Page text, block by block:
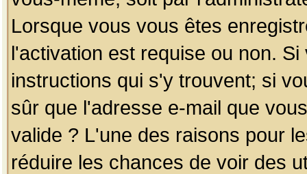
Lorsque vous vous êtes
l'activation est requise ou non.
instructions qui s'y trouvent; si
sûr que l'adresse e-mail que
valide ? L'une des raisons pour
réduire les chances de voir des